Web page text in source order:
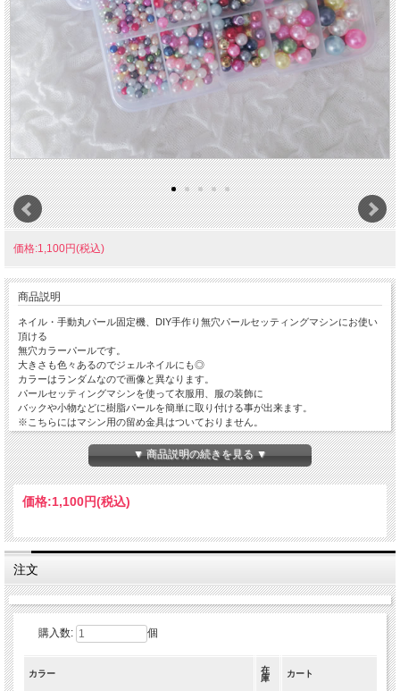
価格:1,100円(税込)
商品説明
ネイル・手動丸パール固定機、DIY手作り無穴パールセッティングマシンにお使い
頂ける
無穴カラーパールです。
大きさも色々あるのでジェルネイルにも◎
カラーはランダムなので画像と異なります。
パールセッティングマシンを使って衣服用、服の装飾に
バックや小物などに樹脂パールを簡単に取り付ける事が出来ます。
※こちらにはマシン用の留め金具はついておりません。
メタルカラーのボールも樹脂製となります。
主に布製品・衣類用に幅広い用途にお使い頂けます。
衣服、バッグ、ヘアアクセサリー、帽子など。
※こちらにはマシン用の留め金具はついておりません。
容器中の小さいパールが混ざってしまうこともございます。
お徳用詰め合わせの為、各サイズ/個数はおよそとなっております。
パール全サイズで約550粒
カラーはランダムなので画像と異なります。
何卒ご理解・ご了承下さいませ。
容器：15x16.5x2cm
4mmパール・メタルボール
▼ 商品説明の続きを見る ▼
価格:1,100円(税込)
注文
購入数: 個
カラー
在
庫
カート